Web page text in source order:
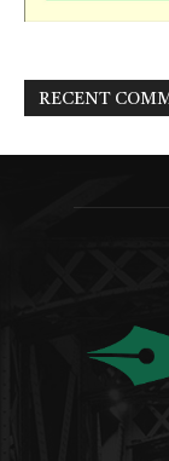
RECENT